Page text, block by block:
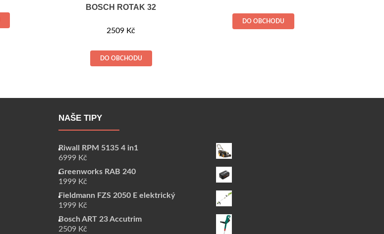
BOSCH ROTAK 32
2509 Kč
DO OBCHODU
DO OBCHODU
NAŠE TIPY
Riwall RPM 5135 4 in1
6999 Kč
Greenworks RAB 240
1999 Kč
Fieldmann FZS 2050 E elektrický
1999 Kč
Bosch ART 23 Accutrim
2509 Kč